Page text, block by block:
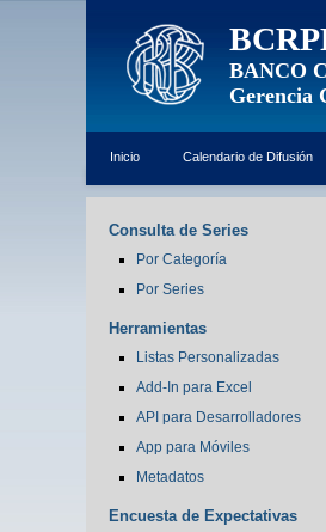
BANCO
Gerencia
Inicio Calendario de Difusión
Consulta de Series
Por Categoría
Por Series
Herramientas
Listas Personalizadas
Add-In para Excel
API para Desarrolladores
App para Móviles
Metadatos
Encuesta de Expectativas